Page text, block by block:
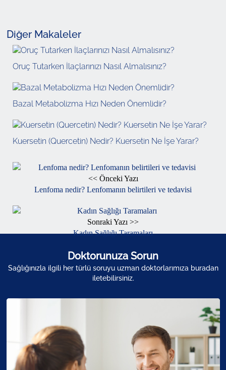
Diğer Makaleler
Oruç Tutarken İlaçlarınızı Nasıl Almalısınız?
Bazal Metabolizma Hızı Neden Önemlidir?
Kuersetin (Quercetin) Nedir? Kuersetin Ne İşe Yarar?
<< Önceki Yazı
Lenfoma nedir? Lenfomanın belirtileri ve tedavisi
Sonraki Yazı >>
Kadın Sağlığı Taramaları
Doktorunuza Sorun
Sağlığınızla ilgili her türlü soruyu uzman doktorlarımıza buradan
iletebilirsiniz.